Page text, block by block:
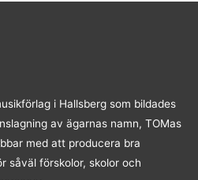
i Hallsberg som bildades
av ägarnas namn, TOMas
med att producera bra
såväl förskolor, skolor och